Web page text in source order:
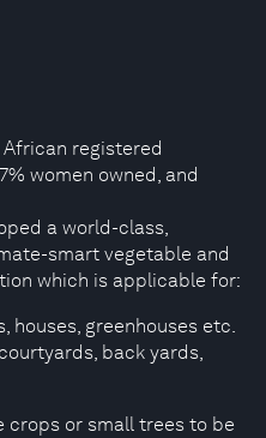
African registered
women owned, and
a world-class,
smart vegetable and
which is applicable for:
houses, greenhouses etc.
back yards,
crops or small trees to be